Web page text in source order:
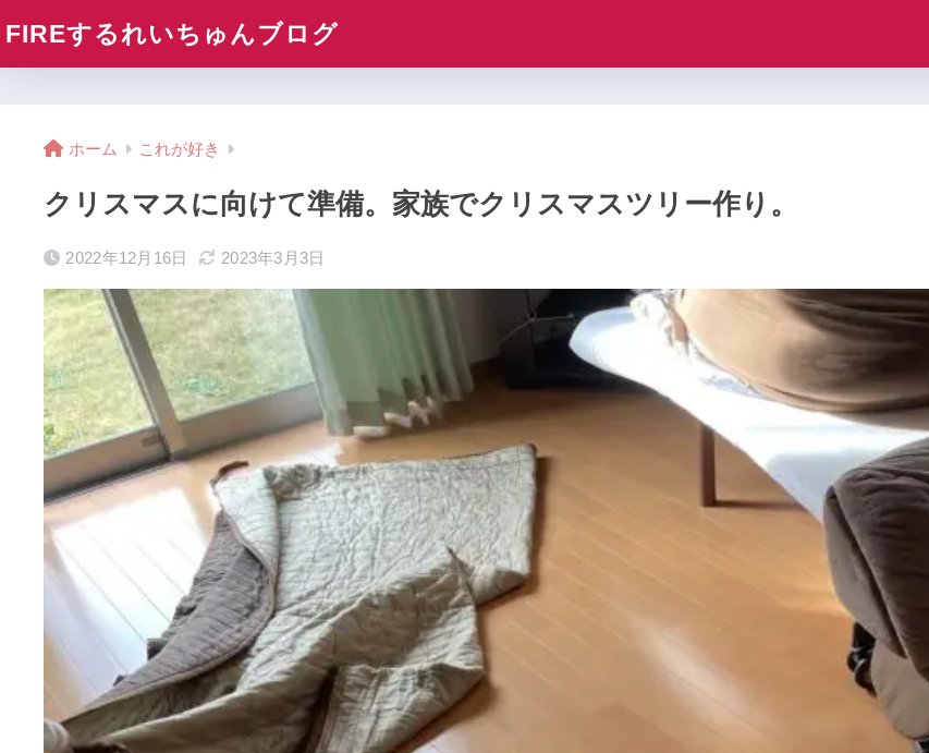
FIREするれいちゅんブログ
ホーム これが好き
クリスマスに向けて準備。家族でクリスマスツリー作り。
2022年12月16日 2023年3月3日